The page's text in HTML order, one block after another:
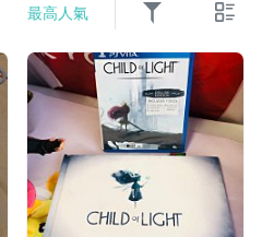
最高人氣